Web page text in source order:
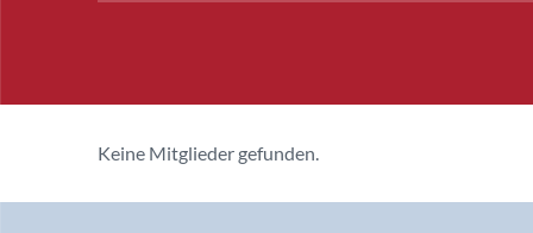
Keine Mitglieder gefunden.